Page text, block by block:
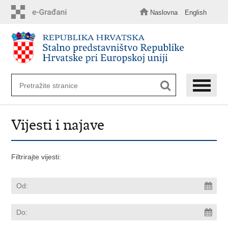
sadržaj
Naslovna English
Vijesti i najave
Filtrirajte vijesti: